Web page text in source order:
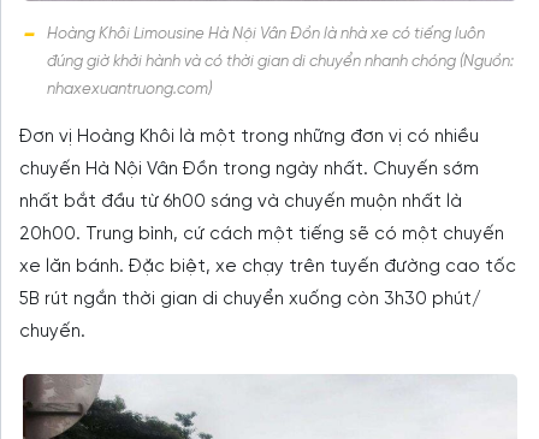
Hoàng Khôi Limousine Hà Nội Vân Đồn là nhà xe có tiếng luôn
đúng giờ khởi hành và có thời gian di chuyển nhanh chóng (Nguồn:
nhaxexuantruong.com)
Đơn vị Hoàng Khôi là một trong những đơn vị có nhiều
chuyến Hà Nội Vân Đồn trong ngày nhất. Chuyến sớm
nhất bắt đầu từ 6h00 sáng và chuyến muộn nhất là
20h00. Trung bình, cứ cách một tiếng sẽ có một chuyến
xe lăn bánh. Đặc biệt, xe chạy trên tuyến đường cao tốc
5B rút ngắn thời gian di chuyển xuống còn 3h30 phút/
chuyến.